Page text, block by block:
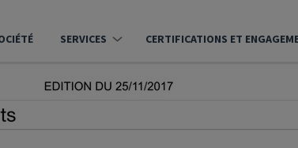
SERVICES CERTIFICATIONS ET